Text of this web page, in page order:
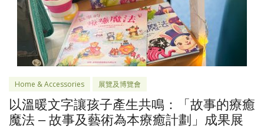
Home & Accessories 展覽及博覽會
以溫暖文字讓孩子產生共鳴：「故事的療癒
魔法 – 故事及藝術為本療癒計劃」成果展